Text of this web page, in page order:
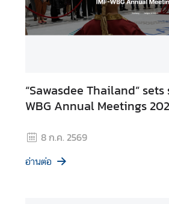
|
A
b
U
s
ข่
า
“Sawasdee Thailand”
WBG Annual Meetings
8 ก.ค. 2569
อ่านต่อ